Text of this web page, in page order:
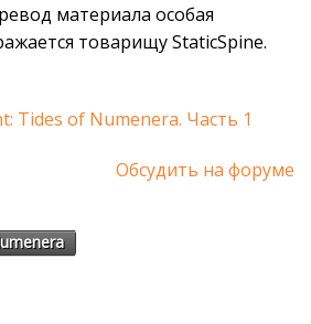
материала особая
товарищу StaticSpine.
Tides of Numenera. Часть 1
Обсудить на форуме